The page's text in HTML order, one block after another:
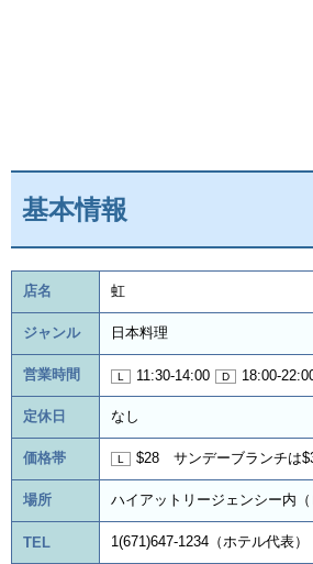
基本情報
店名 虹
ジャンル 日本料理
営業時間 11:30-14:00 18:00-
定休日 なし
価格帯 $28 サンデーブランチは
場所 ハイアットリージェンシー内（
TEL 1(671)647-1234（ホテル代表）